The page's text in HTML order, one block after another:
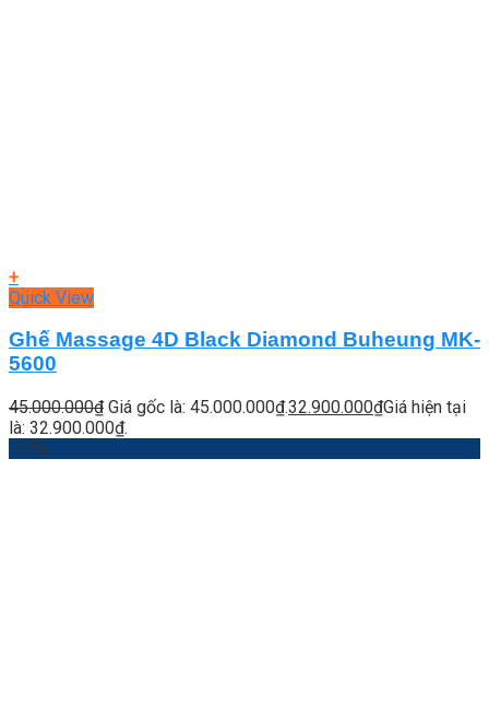
+
Quick View
Ghế Massage 4D Black Diamond Buheung MK-
5600
45.000.000₫ Giá gốc là: 45.000.000₫.32.900.000₫Giá hiện tại
là: 32.900.000₫.
-17%